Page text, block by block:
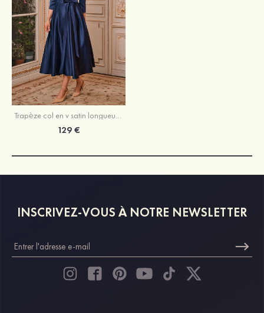
Trapèze col en v satin longueur mollet robe de mère de la mariée avec plissé ceintures
129 €
INSCRIVEZ-VOUS À NOTRE NEWSLETTER